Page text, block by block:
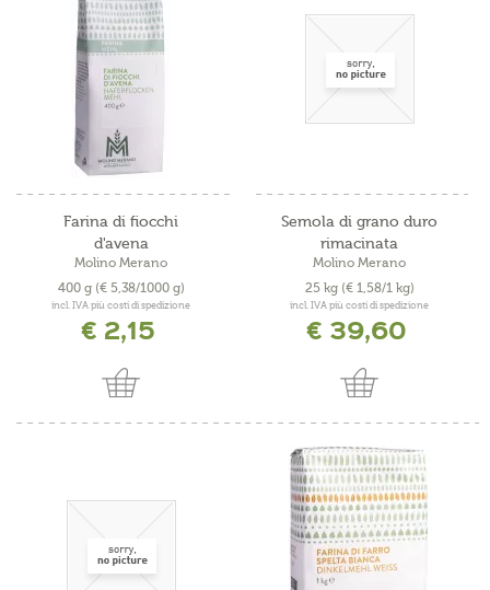
Farina di fiocchi
d'avena
Molino Merano
400 g (€ 5,38/1000 g)
incl. IVA più costi di spedizione
€ 2,15
Semola di grano duro
rimacinata
Molino Merano
25 kg (€ 1,58/1 kg)
incl. IVA più costi di spedizione
€ 39,60